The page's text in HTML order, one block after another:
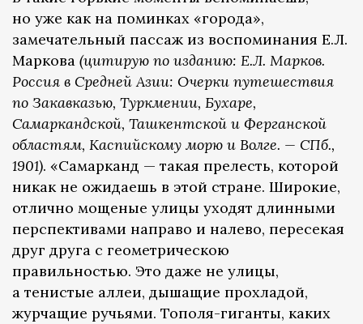
но уже как на поминках «города»,
замечательный пассаж из воспоминания Е.Л.
Маркова (цитирую по изданию: Е.Л. Марков.
Россия в Средней Азии: Очерки путешествия
по Закавказью, Туркмении, Бухаре,
Самаркандской, Ташкентской и Ферганской
областям, Каспийскому морю и Волге. — СПб.,
1901). «Самарканд — такая прелесть, которой
никак не ожидаешь в этой стране. Широкие,
отлично мощеные улицы уходят длинными
перспективами направо и налево, пересекая
друг друга с геометрическою
правильностью. Это даже не улицы,
а тенистые аллеи, дышащие прохладой,
журчащие ручьями. Тополя-гиганты, каких